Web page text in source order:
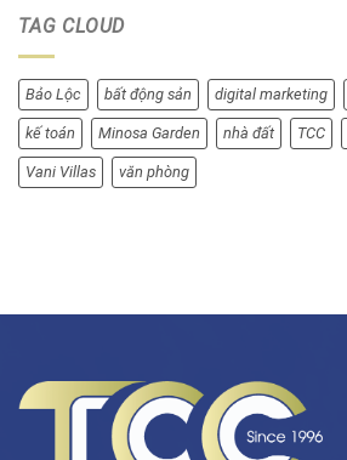
TAG CLOUD
Bảo Lộc bất động sản digital marketing
kế toán Minosa Garden nhà đất TCC
Vani Villas văn phòng